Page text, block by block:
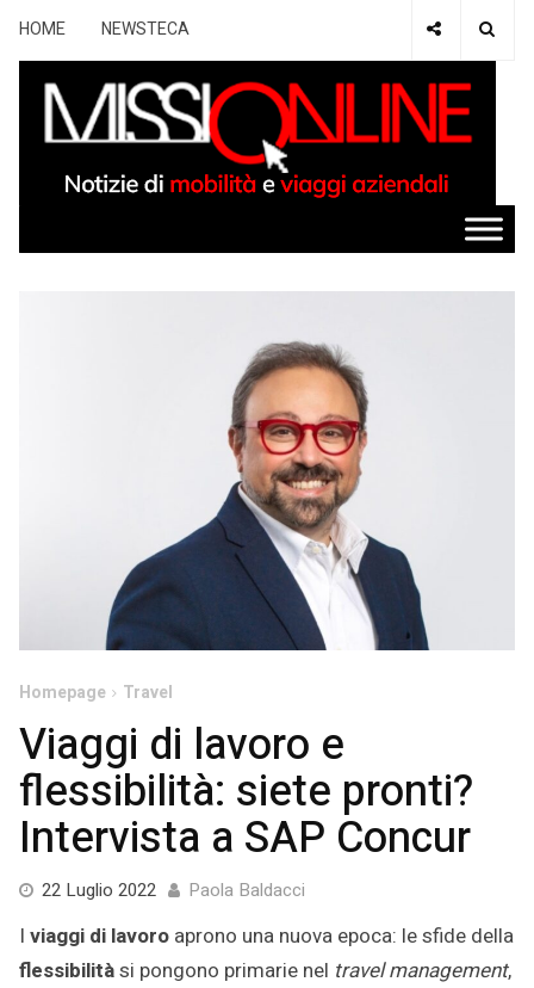
HOME NEWSTECA
Homepage Travel
Viaggi di lavoro e
flessibilità: siete pronti?
Intervista a SAP Concur
22 Luglio 20222
2022
Paola Baldacci
I viaggi di lavoro aprono una nuova epoca: le sfide della
flessibilitàsi pongono primarie nel travel management,